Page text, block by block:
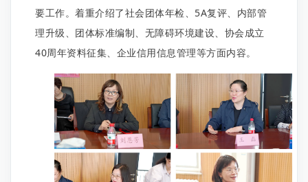
要工作。着重介绍了社会团体年检、5A复评、内部管
理升级、团体标准编制、无障碍环境建设、协会成立
40周年资料征集、企业信用信息管理等方面内容。